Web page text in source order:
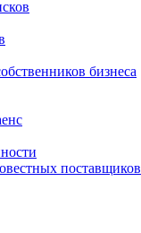
бизнеса
поставщиков